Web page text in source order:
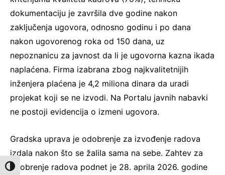
Toggle High Contrast
dokumentaciju je završila dve godine nakon
zaključenja ugovora, odnosno godinu i po dana
nakon ugovorenog roka od 150 dana, uz
nepoznanicu za javnost da li je ugovorna kazna ikada
naplaćena. Firma izabrana zbog najkvalitetnijih
inženjera plaćena je 4,2 miliona dinara da uradi
projekat koji se ne izvodi. Na Portalu javnih nabavki
ne postoji evidencija o izmeni ugovora.
Gradska uprava je odobrenje za izvođenje radova
izdala nakon što se žalila sama na sebe. Zahtev za
odobrenje radova podnet je 28. aprila 2026. godine